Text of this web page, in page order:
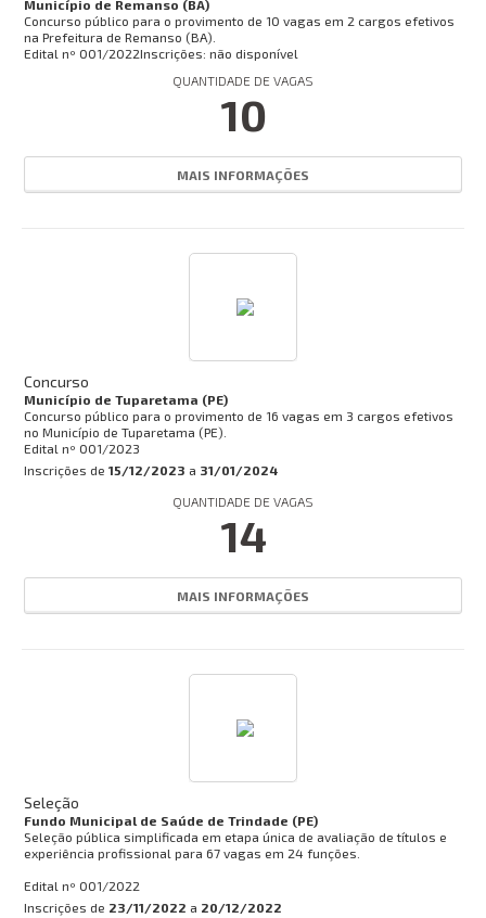
Município de Remanso (BA)
Concurso público para o provimento de 10 vagas em 2 cargos efetivos
na Prefeitura de Remanso (BA).
Edital nº 001/2022Inscrições: não disponível
QUANTIDADE DE VAGAS
10
MAIS INFORMAÇÕES
Concurso
Município de Tuparetama (PE)
Concurso público para o provimento de 16 vagas em 3 cargos efetivos
no Município de Tuparetama (PE).
Edital nº 001/2023
Inscrições de 15/12/2023 a 31/01/2024
QUANTIDADE DE VAGAS
14
MAIS INFORMAÇÕES
Seleção
Fundo Municipal de Saúde de Trindade (PE)
Seleção pública simplificada em etapa única de avaliação de títulos e
experiência profissional para 67 vagas em 24 funções.
Edital nº 001/2022
Inscrições de 23/11/2022 a 20/12/2022